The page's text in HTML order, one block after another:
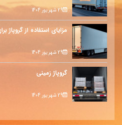
29 شهریور 1404
مزایای استفاده از گروپاژ
29 شهریور 1404
گروپاژ زمینی
29 شهریور 1404